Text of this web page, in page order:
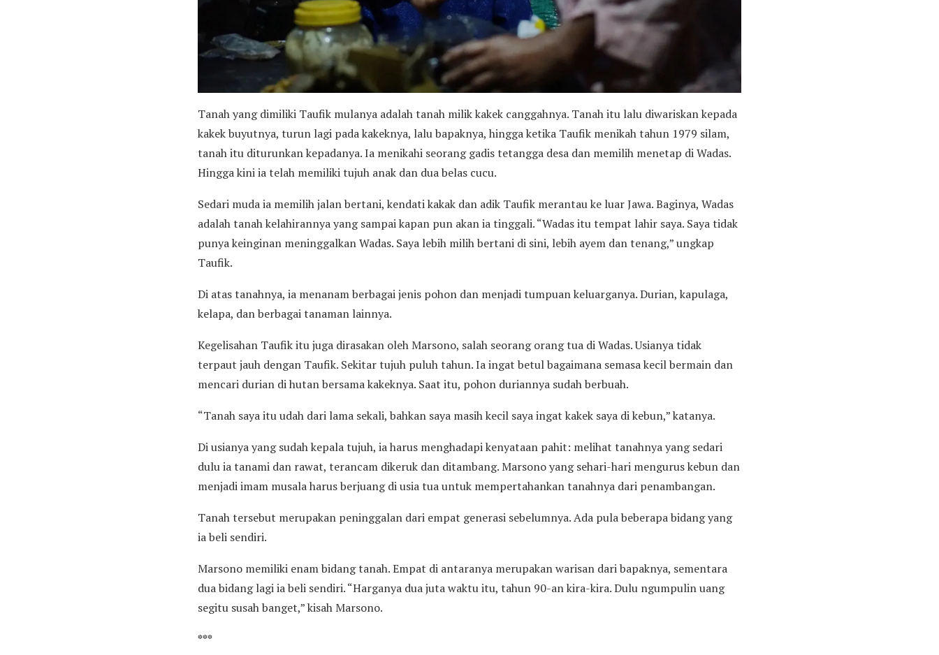
Tanah yang dimiliki Taufik mulanya adalah tanah milik kakek canggahnya. Tanah itu lalu diwariskan kepada
kakek buyutnya, turun lagi pada kakeknya, lalu bapaknya, hingga ketika Taufik menikah tahun 1979 silam,
tanah itu diturunkan kepadanya. Ia menikahi seorang gadis tetangga desa dan memilih menetap di Wadas.
Hingga kini ia telah memiliki tujuh anak dan dua belas cucu.
Sedari muda ia memilih jalan bertani, kendati kakak dan adik Taufik merantau ke luar Jawa. Baginya, Wadas
adalah tanah kelahirannya yang sampai kapan pun akan ia tinggali. “Wadas itu tempat lahir saya. Saya tidak
punya keinginan meninggalkan Wadas. Saya lebih milih bertani di sini, lebih ayem dan tenang,” ungkap
Taufik.
Di atas tanahnya, ia menanam berbagai jenis pohon dan menjadi tumpuan keluarganya. Durian, kapulaga,
kelapa, dan berbagai tanaman lainnya.
Kegelisahan Taufik itu juga dirasakan oleh Marsono, salah seorang orang tua di Wadas. Usianya tidak
terpaut jauh dengan Taufik. Sekitar tujuh puluh tahun. Ia ingat betul bagaimana semasa kecil bermain dan
mencari durian di hutan bersama kakeknya. Saat itu, pohon duriannya sudah berbuah.
“Tanah saya itu udah dari lama sekali, bahkan saya masih kecil saya ingat kakek saya di kebun,” katanya.
Di usianya yang sudah kepala tujuh, ia harus menghadapi kenyataan pahit: melihat tanahnya yang sedari
dulu ia tanami dan rawat, terancam dikeruk dan ditambang. Marsono yang sehari-hari mengurus kebun dan
menjadi imam musala harus berjuang di usia tua untuk mempertahankan tanahnya dari penambangan.
Tanah tersebut merupakan peninggalan dari empat generasi sebelumnya. Ada pula beberapa bidang yang
ia beli sendiri.
Marsono memiliki enam bidang tanah. Empat di antaranya merupakan warisan dari bapaknya, sementara
dua bidang lagi ia beli sendiri. “Harganya dua juta waktu itu, tahun 90-an kira-kira. Dulu ngumpulin uang
segitu susah banget,” kisah Marsono.
***